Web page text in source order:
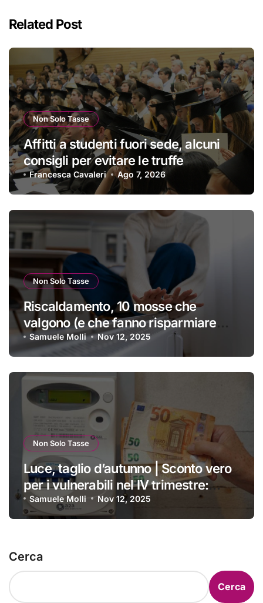
Related Post
Non Solo Tasse
Affitti a studenti fuori sede, alcuni
consigli per evitare le truffe
Francesca Cavaleri Ago 7, 2026
Non Solo Tasse
Riscaldamento, 10 mosse che
valgono (e che fanno risparmiare
tanti soldini) | I trucchi migliori per
passare un inverno spettacolare
Samuele Molli Nov 12, 2025
Non Solo Tasse
Luce, taglio d’autunno | Sconto vero
per i vulnerabili nel IV trimestre:
ecco a chi si applica e come
ottenerlo
Samuele Molli Nov 12, 2025
Cerca
Cerca